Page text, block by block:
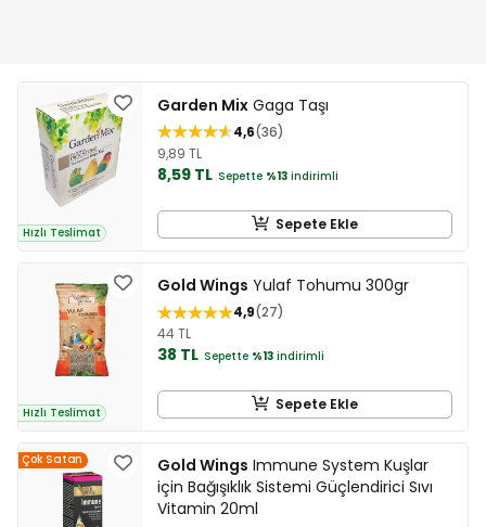
Hızlı Teslimat
Garden Mix Gaga Taşı
4,6 36
9,89 TL
8,59 TL Sepette %13 indirimli
Sepete Ekle
Hızlı Teslimat
Gold Wings Yulaf Tohumu 300gr
4,9 27
44 TL
38 TL Sepette %13 indirimli
Sepete Ekle
Çok Satan Gold Wings Immune System Kuşlar
için Bağışıklık Sistemi Güçlendirici Sıvı
Vitamin 20ml